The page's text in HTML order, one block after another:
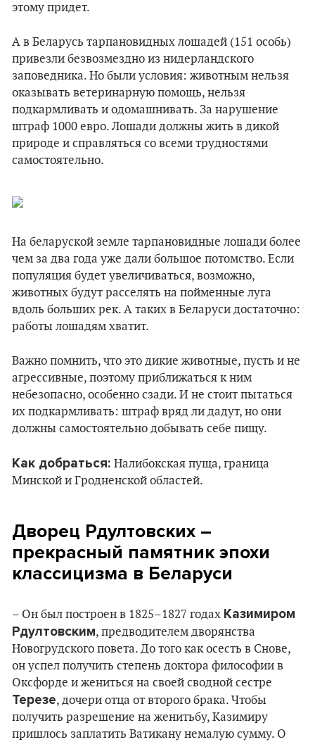
этому придет.
А в Беларусь тарпановидных лошадей (151 особь)
привезли безвозмездно из нидерландского
заповедника. Но были условия: животным нельзя
оказывать ветеринарную помощь, нельзя
подкармливать и одомашнивать. За нарушение
штраф 1000 евро. Лошади должны жить в дикой
природе и справляться со всеми трудностями
самостоятельно.
На беларуской земле тарпановидные лошади более
чем за два года уже дали большое потомство. Если
популяция будет увеличиваться, возможно,
животных будут расселять на пойменные луга
вдоль больших рек. А таких в Беларуси достаточно:
работы лошадям хватит.
Важно помнить, что это дикие животные, пусть и не
агрессивные, поэтому приближаться к ним
небезопасно, особенно сзади. И не стоит пытаться
их подкармливать: штраф вряд ли дадут, но они
должны самостоятельно добывать себе пищу.
Как добраться: Налибокская пуща, граница
Минской и Гродненской областей.
Дворец Рдултовских –
прекрасный памятник эпохи
классицизма в Беларуси
– Он был построен в 1825–1827 годах Казимиром
Рдултовским, предводителем дворянства
Новогрудского повета. До того как осесть в Снове,
он успел получить степень доктора философии в
Оксфорде и жениться на своей сводной сестре
Терезе, дочери отца от второго брака. Чтобы
получить разрешение на женитьбу, Казимиру
пришлось заплатить Ватикану немалую сумму. О